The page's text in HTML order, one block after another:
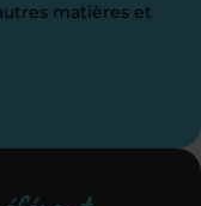
matières et